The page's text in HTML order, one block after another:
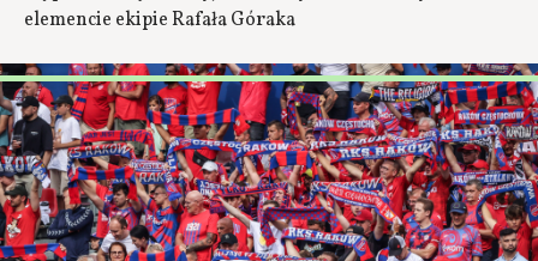
elemencie ekipie Rafała Góraka